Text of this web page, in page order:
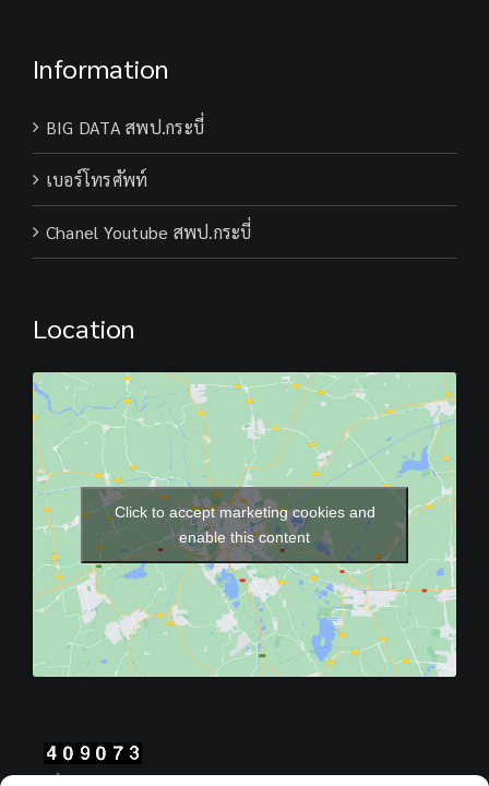
Information
BIG DATA สพป.กระบี่
เบอร์โทรศัพท์
Chanel Youtube สพป.กระบี่
Location
Click to accept marketing cookies and
enable this content